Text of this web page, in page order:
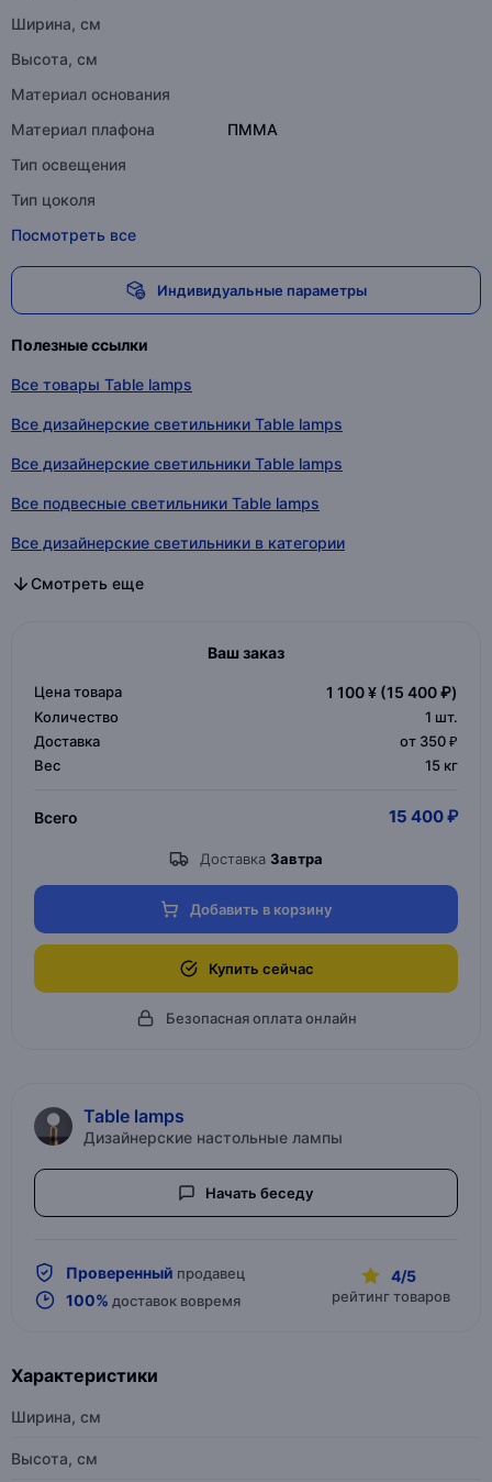
Ширина, см
Высота, см
Материал основания
Материал плафона
ПММА
Тип освещения
Тип цоколя
Посмотреть все
Индивидуальные параметры
Полезные ссылки
Все товары Table lamps
Все дизайнерские светильники Table lamps
Все дизайнерские светильники Table lamps
Все подвесные светильники Table lamps
Все дизайнерские светильники в категории
Все дизайнерские светильники в категории
Все подвесные светильники в категории
Смотреть еще
Ваш заказ
Цена товара 1 100 ¥ (15 400 ₽)
Количество 1 шт.
Доставка
от 350 ₽
Вес
15 кг
Всего 15 400 ₽
Доставка Завтра
Добавить в корзину
Купить сейчас
Безопасная оплата онлайн
Table lamps
Дизайнерские настольные лампы
Начать беседу
Проверенный продавец
100% доставок вовремя
4/5
рейтинг товаров
Характеристики
Ширина, см
Высота, см